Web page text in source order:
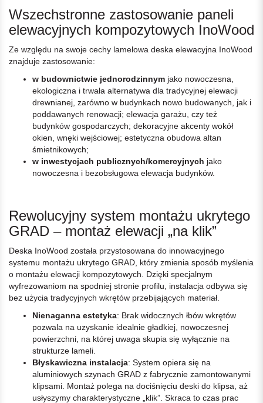
Wszechstronne zastosowanie paneli
elewacyjnych kompozytowych InoWood
Ze względu na swoje cechy lamelowa deska elewacyjna InoWood
znajduje zastosowanie:
w budownictwie jednorodzinnym jako nowoczesna,
ekologiczna i trwała alternatywa dla tradycyjnej elewacji
drewnianej, zarówno w budynkach nowo budowanych, jak i
poddawanych renowacji; elewacja garażu, czy też
budynków gospodarczych; dekoracyjne akcenty wokół
okien, wnęki wejściowej; estetyczna obudowa altan
śmietnikowych;
w inwestycjach publicznych/komercyjnych jako
nowoczesna i bezobsługowa elewacja budynków.
Rewolucyjny system montażu ukrytego
GRAD – montaż elewacji „na klik”
Deska InoWood została przystosowana do innowacyjnego
systemu montażu ukrytego GRAD, który zmienia sposób myślenia
o montażu elewacji kompozytowych. Dzięki specjalnym
wyfrezowaniom na spodniej stronie profilu, instalacja odbywa się
bez użycia tradycyjnych wkrętów przebijających materiał.
Nienaganna estetyka: Brak widocznych łbów wkrętów
pozwala na uzyskanie idealnie gładkiej, nowoczesnej
powierzchni, na której uwaga skupia się wyłącznie na
strukturze lameli.
Błyskawiczna instalacja: System opiera się na
aluminiowych szynach GRAD z fabrycznie zamontowanymi
klipsami. Montaż polega na dociśnięciu deski do klipsa, aż
usłyszymy charakterystyczne „klik”. Skraca to czas prac